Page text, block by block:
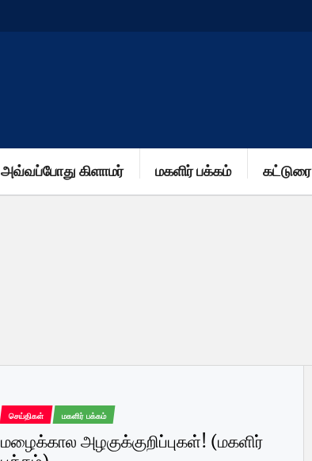
அவ்வப்போது கிளாமர் மகளிர் பக்கம் கட்டுரை
செய்திகள் மகளிர் பக்கம்
மழைக்கால அழகுக்குறிப்புகள்! (மகளிர்